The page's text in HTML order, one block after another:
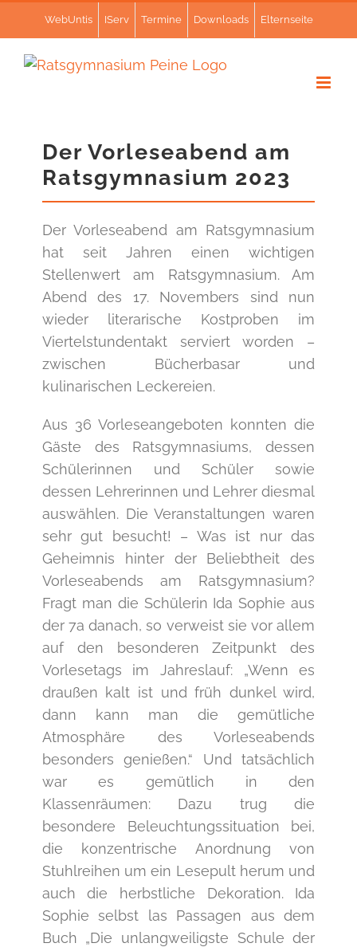
springen
WebUntis IServ Termine Downloads Elternseite
Der Vorleseabend am
Ratsgymnasium 2023
Der Vorleseabend am Ratsgymnasium
hat seit Jahren einen wichtigen
Stellenwert am Ratsgymnasium. Am
Abend des 17. Novembers sind nun
wieder literarische Kostproben im
Viertelstundentakt serviert worden –
zwischen Bücherbasar und
kulinarischen Leckereien.
Aus 36 Vorleseangeboten konnten die
Gäste des Ratsgymnasiums, dessen
Schülerinnen und Schüler sowie
dessen Lehrerinnen und Lehrer diesmal
auswählen. Die Veranstaltungen waren
sehr gut besucht! – Was ist nur das
Geheimnis hinter der Beliebtheit des
Vorleseabends am Ratsgymnasium?
Fragt man die Schülerin Ida Sophie aus
der 7a danach, so verweist sie vor allem
auf den besonderen Zeitpunkt des
Vorlesetags im Jahreslauf: „Wenn es
draußen kalt ist und früh dunkel wird,
dann kann man die gemütliche
Atmosphäre des Vorleseabends
besonders genießen.“ Und tatsächlich
war es gemütlich in den
Klassenräumen: Dazu trug die
besondere Beleuchtungssituation bei,
die konzentrische Anordnung von
Stuhlreihen um ein Lesepult herum und
auch die herbstliche Dekoration. Ida
Sophie selbst las Passagen aus dem
Buch „Die unlangweiligste Schule der